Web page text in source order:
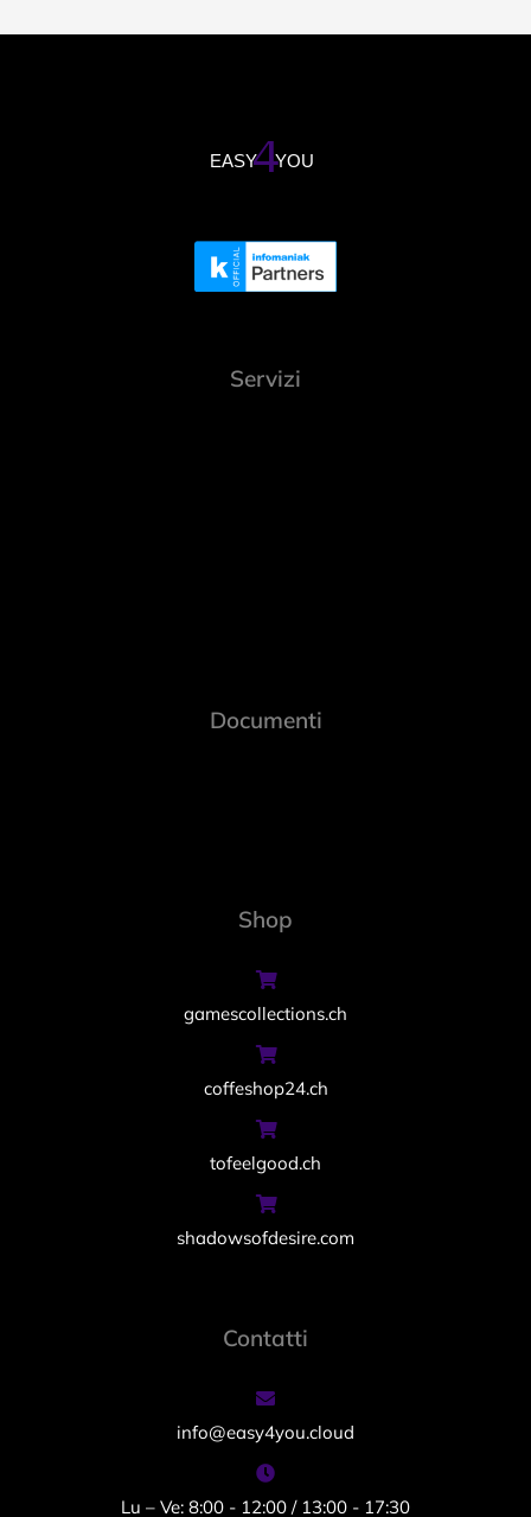
Servizi
Documenti
Shop
gamescollections.ch
coffeshop24.ch
tofeelgood.ch
shadowsofdesire.com
Contatti
info@easy4you.cloud
Lu – Ve: 8:00 - 12:00 / 13:00 - 17:30